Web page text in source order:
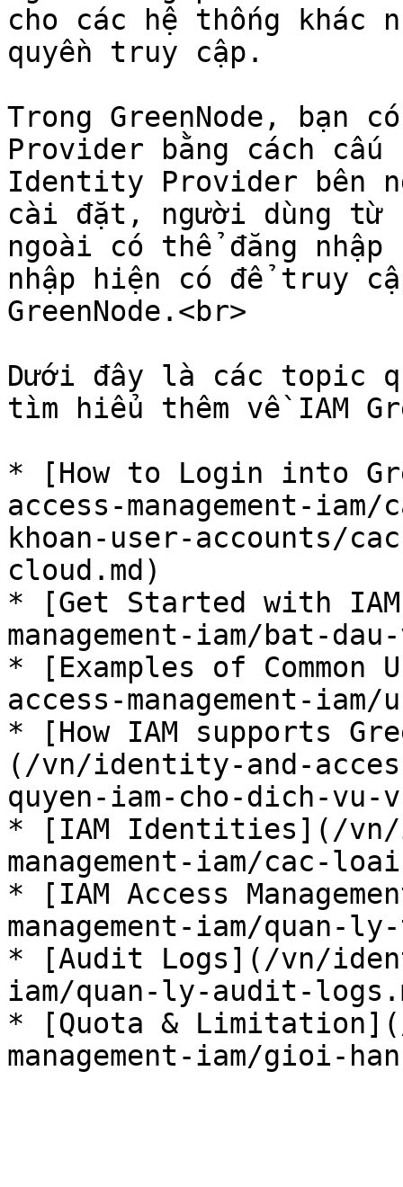
cho các hệ thống khác
quyền truy cập.
Trong GreenNode,
Provider bằng cách
Identity Provider bên
cài đặt, người dùng từ
ngoài có thể đăng
nhập hiện có để truy
GreenNode.<br>
Dưới đây là các topic
tìm hiểu thêm về IAM
* [How to Login into
access-management-
khoan-user-accounts/
cloud.md)
* [Get Started with
management-iam/bat-
* [Examples of
access-management-
* [How IAM supports
(/vn/identity-and-
quyen-iam-cho-dich-vu-
* [IAM Identities](/vn/
management-iam/cac-
* [IAM Access
management-iam/quan-
* [Audit Logs](/vn/
iam/quan-ly-audit-
* [Quota &